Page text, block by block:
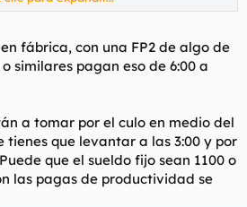
hacer el examen de FP1 a FP2 y así
ganar 1400 €
8 horas al día.
llegar a ganar incluso 1800 €,
horas al día y a no ser que seas
una FP2, te dan mucho por el
fábrica, con una FP2 de algo de
similares pagan eso de 6:00 a
a tomar por el culo en medio del
que levantar a las 3:00 y por
que el sueldo fijo sean 1100 o
las pagas de productividad se